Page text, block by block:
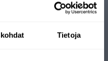
Tietoja